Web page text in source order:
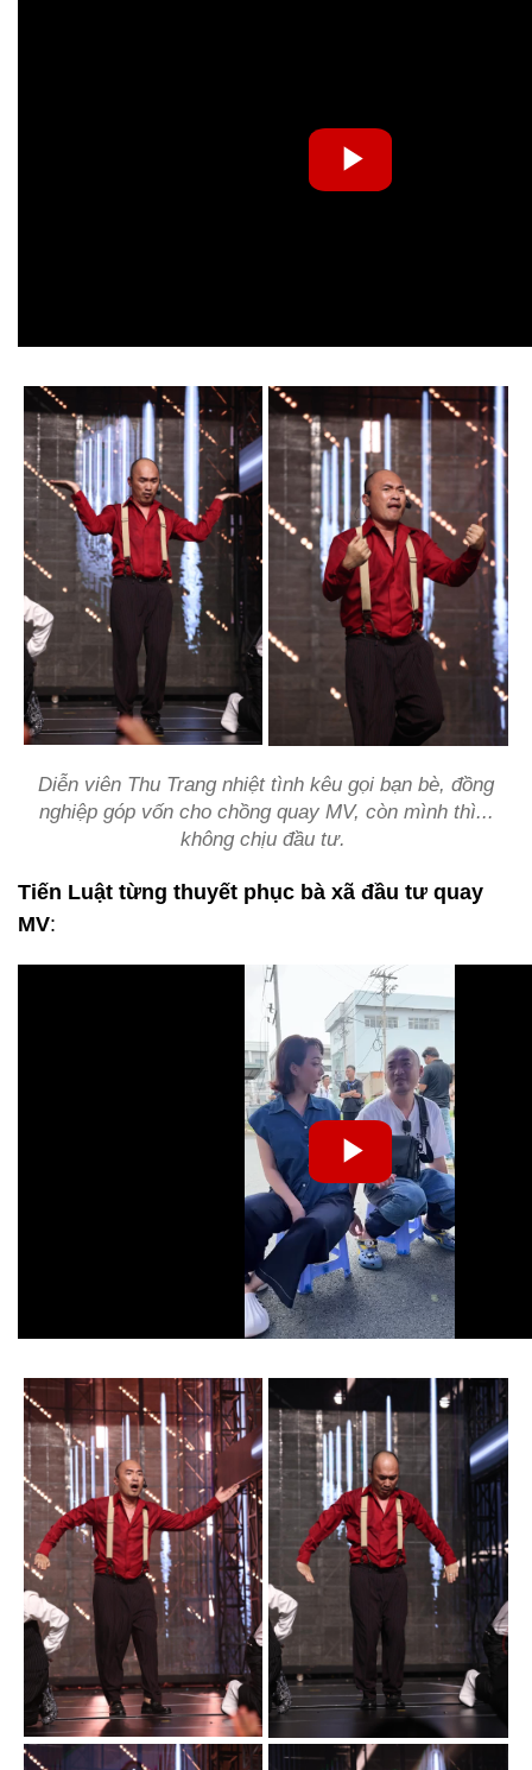
Diễn viên Thu Trang nhiệt tình kêu gọi bạn bè, đồng
nghiệp góp vốn cho chồng quay MV, còn mình thì...
không chịu đầu tư.
Tiến Luật từng thuyết phục bà xã đầu tư quay
MV: